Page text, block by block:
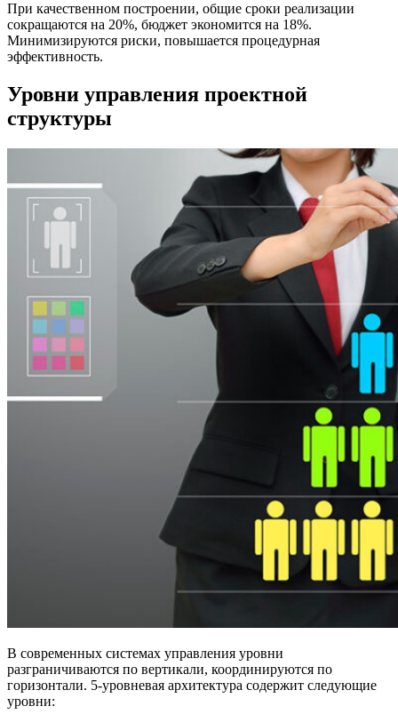
При качественном построении, общие сроки реализации
сокращаются на 20%, бюджет экономится на 18%.
Минимизируются риски, повышается процедурная
эффективность.
Уровни управления проектной
структуры
В современных системах управления уровни
разграничиваются по вертикали, координируются по
горизонтали. 5-уровневая архитектура содержит следующие
уровни: